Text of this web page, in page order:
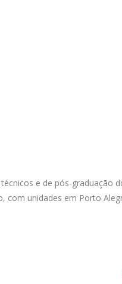
e de pós-graduação
unidades em Porto